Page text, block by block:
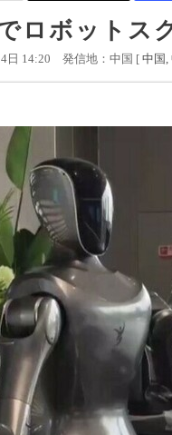
ロボットス
日 14:20 発信地：中国 [ 中国